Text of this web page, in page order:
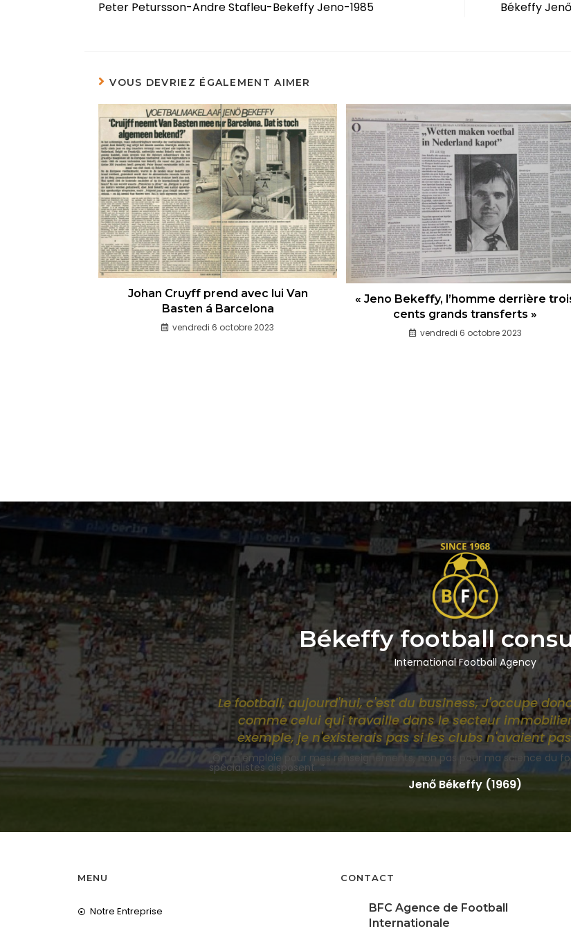
Peter Petursson-Andre Stafleu-Bekeffy Jeno-1985
Békeffy
VOUS DEVRIEZ ÉGALEMENT AIMER
Johan Cruyff prend avec lui Van
Basten á Barcelona
vendredi 6 octobre 2023
« Jeno Bekeffy, l’homme derrière
cents grands transferts »
vendredi 6 octobre 2023
Békeffy football
International Football Agency
Le football, aujourd'hui, c'est du business, J'occupe
comme celui qui travaille dans le secteur
exemple, je n'existerais pas si les clubs n'avaient
„On m'emploie pour mes renseignements, non pas pour ma science du
spécialistes disposent...”
Jenő Békeffy (1969)
MENU
Notre Entreprise
CONTACT
BFC Agence de Football
Internationale